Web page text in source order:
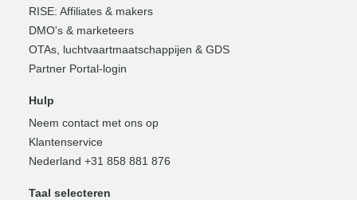
RISE: Affiliates & makers
DMO's & marketeers
OTAs, luchtvaartmaatschappijen & GDS
Partner Portal-login
Hulp
Neem contact met ons op
Klantenservice
Nederland +31 858 881 876
Taal selecteren